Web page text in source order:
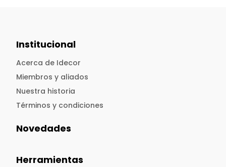
Institucional
Acerca de Idecor
Miembros y aliados
Nuestra historia
Términos y condiciones
Novedades
Herramientas